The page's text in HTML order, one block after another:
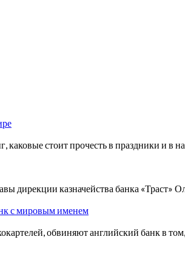
стоит прочесть в праздники и в
дирекции казначейства банка «Траст»
с мировым именем
обвиняют английский банк в